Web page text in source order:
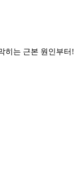
히는 근본 원인부터!